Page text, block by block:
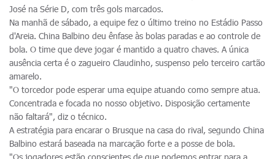
José na Série D, com três gols marcados.
Na manhã de sábado, a equipe fez o último treino no Estádio Passo
d'Areia. China Balbino deu ênfase às bolas paradas e ao controle de
bola. O time que deve jogar é mantido a quatro chaves. A única
ausência certa é o zagueiro Claudinho, suspenso pelo terceiro cartão
amarelo.
"O torcedor pode esperar uma equipe atuando como sempre atua.
Concentrada e focada no nosso objetivo. Disposição certamente
não faltará", diz o técnico.
A estratégia para encarar o Brusque na casa do rival, segundo China
Balbino estará baseada na marcação forte e a posse de bola.
"Os jogadores estão conscientes de que podemos entrar para a